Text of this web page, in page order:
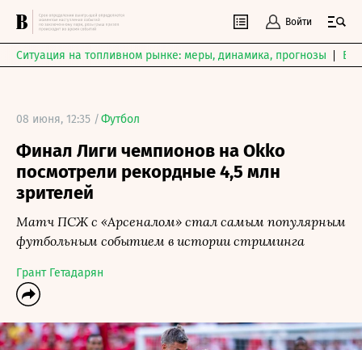
Войти
Ситуация на топливном рынке: меры, динамика, прогнозы
08 июня, 12:35 /Футбол
Финал Лиги чемпионов на Okko
посмотрели рекордные 4,5 млн
зрителей
Матч ПСЖ с «Арсеналом» стал самым популярным
футбольным событием в истории стриминга
Грант Гетадарян